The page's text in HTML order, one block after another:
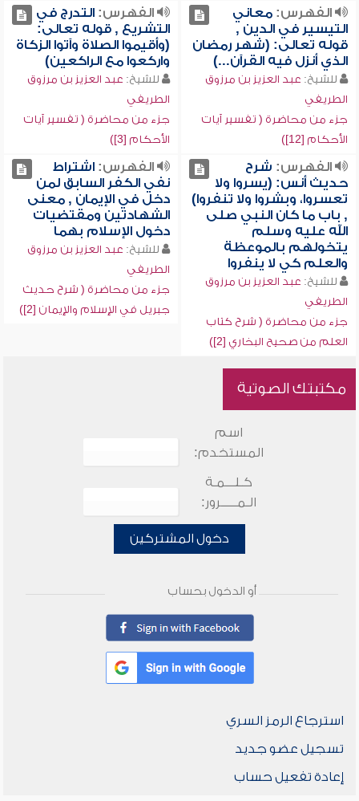
الفهرس:معاني
التيسير في الدين ,
قوله تعالى: (شهر رمضان
الذي أنزل فيه القرآن...)
للشيخ: عبد العزيز بن مرزوق
الطريفي
جزء من محاضرة ( تفسير آيات
الأحكام [12])
الفهرس:التدرج في
التشريع , قوله تعالى:
(وأقيموا الصلاة وآتوا الزكاة
واركعوا مع الراكعين)
للشيخ: عبد العزيز بن مرزوق
الطريفي
جزء من محاضرة ( تفسير آيات
الأحكام [3])
الفهرس: شرح
حديث أنس: (يسروا ولا
تعسروا، وبشروا ولا تنفروا)
, باب ما كان النبي صلى
الله عليه وسلم
يتخولهم بالموعظة
والعلم كي لا ينفروا
للشيخ: عبد العزيز بن مرزوق
الطريفي
جزء من محاضرة ( شرح كتاب
العلم من صحيح البخاري [2])
الفهرس:اشتراط
نفي الكفر السابق لمن
دخل في الإيمان , معنى
الشهادتين ومقتضيات
دخول الإسلام بهما
للشيخ: عبد العزيز بن مرزوق
الطريفي
جزء من محاضرة ( شرح حديث
جبريل في الإسلام والإيمان [2])
مكتبتك الصوتية
اسم
المستخدم:
كـلـــمـة
الـمـــــرور:
دخول المشتركين
أو الدخول بحساب
استرجاع الرمز السري
تسجيل عضو جديد
إعادة تفعيل حساب